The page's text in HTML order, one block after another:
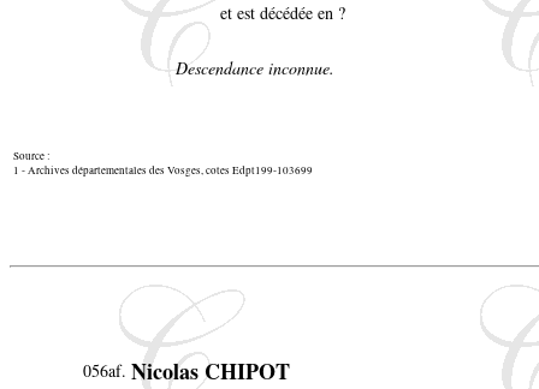
et est décédée en ?
Descendance inconnue.
Source :
1 - Archives départementales des Vosges, cotes Edpt199-103699
056af. Nicolas CHIPOT